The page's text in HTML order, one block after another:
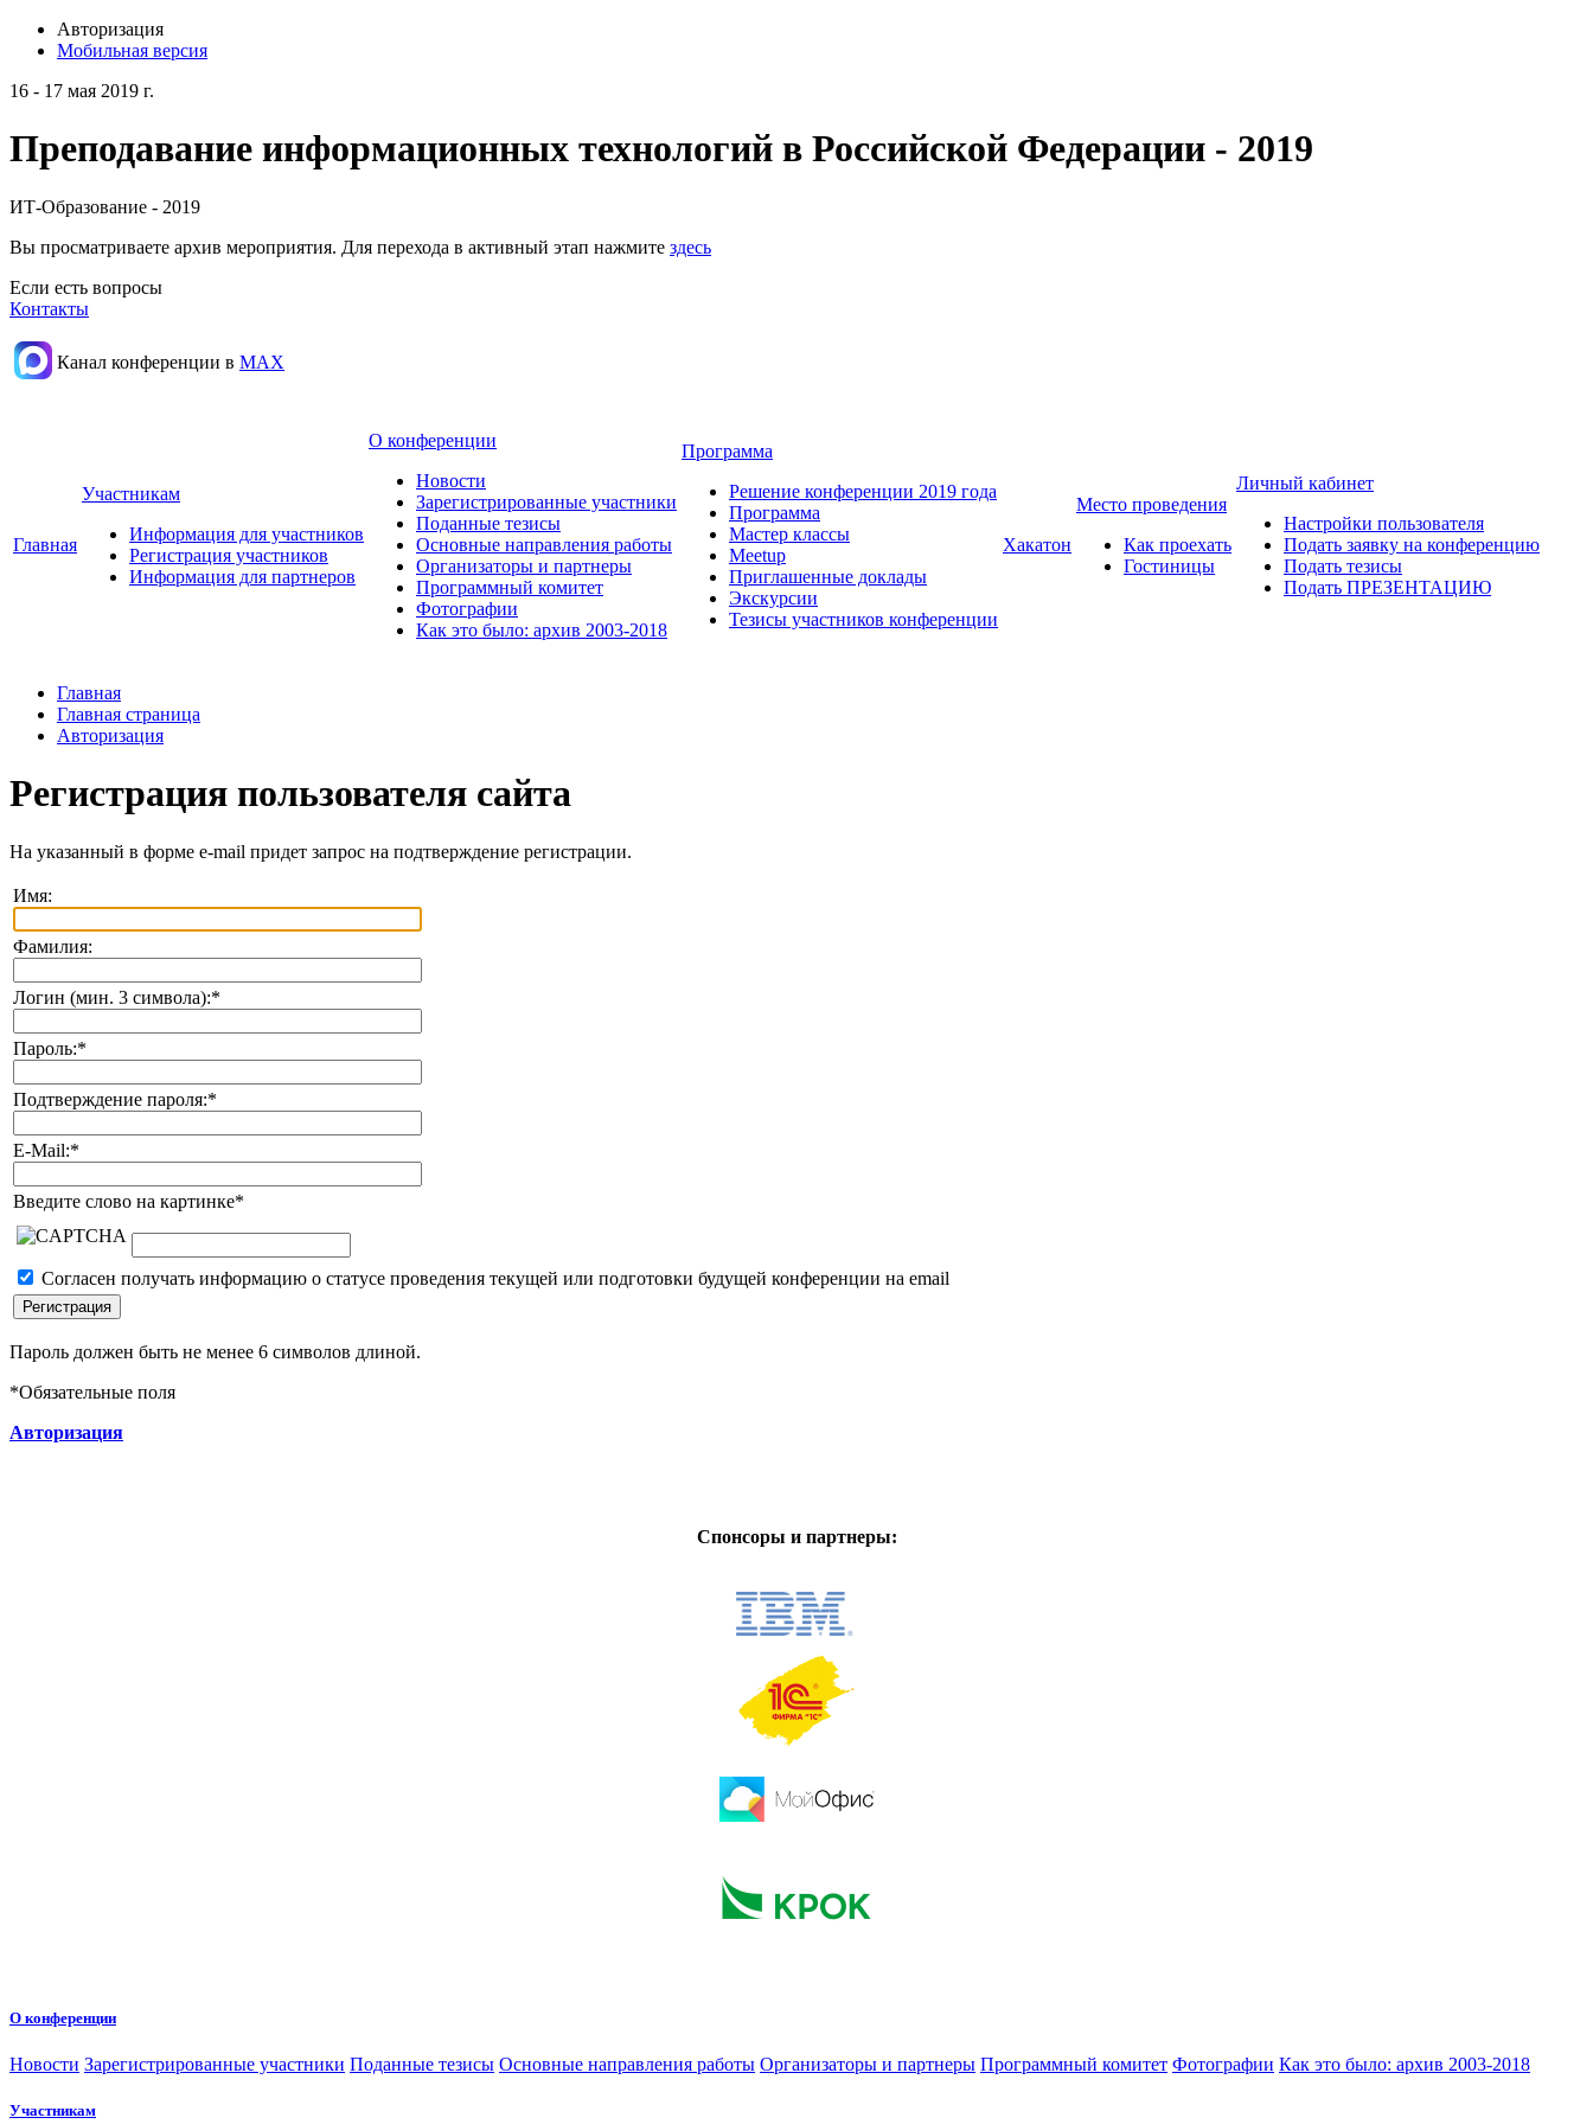
Авторизация
Мобильная версия
16 - 17 мая 2019 г.
Преподавание информационных технологий в Российской Федерации - 2019
ИТ-Образование - 2019
Вы просматриваете архив мероприятия. Для перехода в активный этап нажмите здесь
Если есть вопросы
Контакты
Канал конференции в МАХ
Главная
Участникам
Информация для участников
Регистрация участников
Информация для партнеров
О конференции
Новости
Зарегистрированные участники
Поданные тезисы
Основные направления работы
Организаторы и партнеры
Программный комитет
Фотографии
Как это было: архив 2003-2018
Программа
Решение конференции 2019 года
Программа
Мастер классы
Meetup
Приглашенные доклады
Экскурсии
Тезисы участников конференции
Хакатон
Место проведения
Как проехать
Гостиницы
Личный кабинет
Настройки пользователя
Подать заявку на конференцию
Подать тезисы
Подать ПРЕЗЕНТАЦИЮ
Главная
Главная страница
Авторизация
Регистрация пользователя сайта
На указанный в форме e-mail придет запрос на подтверждение регистрации.
Имя:
Фамилия:
Логин (мин. 3 символа):*
Пароль:*
Подтверждение пароля:*
E-Mail:*
Введите слово на картинке*
Согласен получать информацию о статусе проведения текущей или подготовки будущей конференции на email
Пароль должен быть не менее 6 символов длиной.
*Обязательные поля
Авторизация
Спонсоры и партнеры:
О конференции
Новости Зарегистрированные участники Поданные тезисы Основные направления работы Организаторы и партнеры Программный комитет Фотографии Как это было: архив 2003-2018
Участникам